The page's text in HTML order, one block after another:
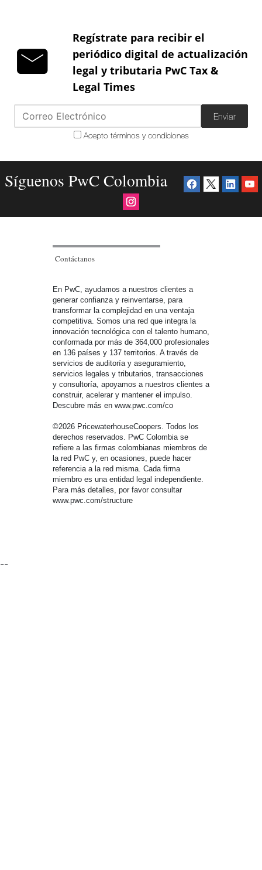
Regístrate para recibir el
periódico digital de actualización
legal y tributaria PwC Tax &
Legal Times
Enviar
Acepto términos y condiciones
Síguenos PwC Colombia
Contáctanos
En PwC, ayudamos a nuestros clientes a
generar confianza y reinventarse, para
transformar la complejidad en una ventaja
competitiva. Somos una red que integra la
innovación tecnológica con el talento humano,
conformada por más de 364,000 profesionales
en 136 países y 137 territorios. A través de
servicios de auditoría y aseguramiento,
servicios legales y tributarios, transacciones
y consultoría, apoyamos a nuestros clientes a
construir, acelerar y mantener el impulso.
Descubre más en www.pwc.com/co
©2026 PricewaterhouseCoopers. Todos los
derechos reservados. PwC Colombia se
refiere a las firmas colombianas miembros de
la red PwC y, en ocasiones, puede hacer
referencia a la red misma. Cada firma
miembro es una entidad legal independiente.
Para más detalles, por favor consultar
www.pwc.com/structure
--